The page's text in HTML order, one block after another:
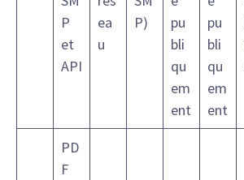
P
et
API
ea
u
P)
pu
bli
qu
em
ent
pu
bli
qu
em
ent
PD
F